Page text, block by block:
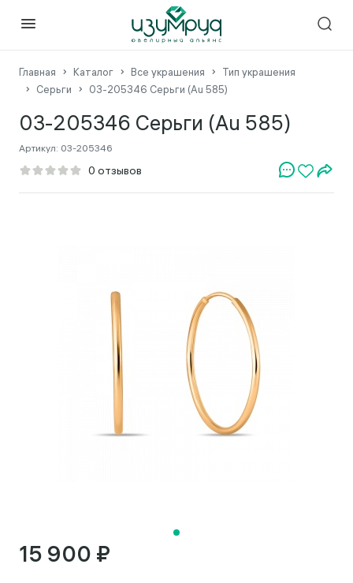
Главная Каталог Все украшения
Тип украшения
Серьги
03-205346 Серьги (Au 585)
03-205346 Серьги (Au 585)
Артикул: 03-205346
15 900 ₽